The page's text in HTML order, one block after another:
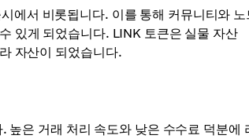
에서 비롯됩니다. 이를 통해 커뮤니티와 노
있게 되었습니다. LINK 토큰은 실물 자산
자산이 되었습니다.
높은 거래 처리 속도와 낮은 수수료 덕분에